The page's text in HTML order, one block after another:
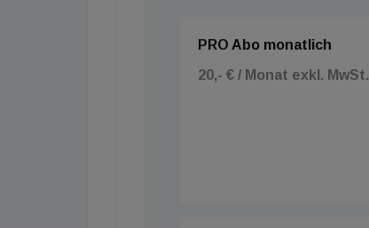
PRO Abo monatlich
20,- € / Monat exkl. MwSt.